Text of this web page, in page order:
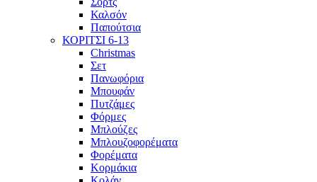
Καλσόν
Παπούτσια
ΚΟΡΙΤΣΙ 6-13
Christmas
Σετ
Πανωφόρια
Μπουφάν
Πυτζάμες
Φόρμες
Μπλούζες
Μπλουζοφορέματα
Φορέματα
Κορμάκια